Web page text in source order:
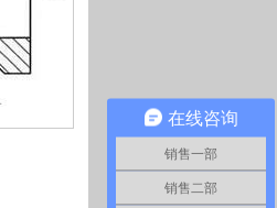
在线咨询
销售一部
销售二部